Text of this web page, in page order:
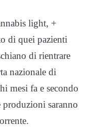
light, +
di quei pazienti
di rientrare
nazionale di
mesi fa e secondo
saranno